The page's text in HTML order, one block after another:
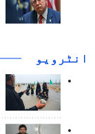
انٹرويو